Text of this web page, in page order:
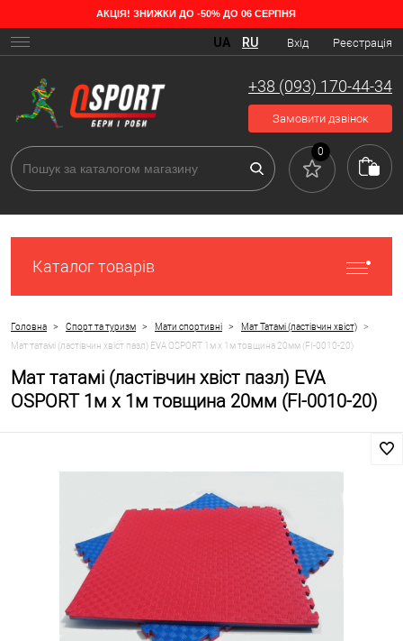
АКЦІЯ! ЗНИЖКИ ДО -50% ДО 06 СЕРПНЯ
Вхід Реєстрація
UA RU
+38 (093) 170-44-34
Замовити дзвінок
0
Каталог товарів
Головна > Спорт та туризм > Мати спортивні > Мат Татамі (ластівчин хвіст) >
Мат татамі (ластівчин хвіст пазл) EVA OSPORT 1м х 1м товщина 20мм (FI-0010-20)
Мат татамі (ластівчин хвіст пазл) EVA
OSPORT 1м х 1м товщина 20мм (FI-0010-20)